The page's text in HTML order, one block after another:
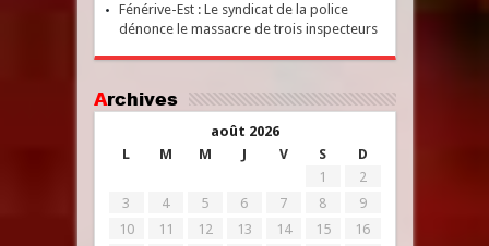
Fénérive-Est : Le syndicat de la police
dénonce le massacre de trois inspecteurs
Archives
août 2026
L
M M J V S D
1
2
3
4 5 6 7 8
9
10
11 12 13 14 15
16